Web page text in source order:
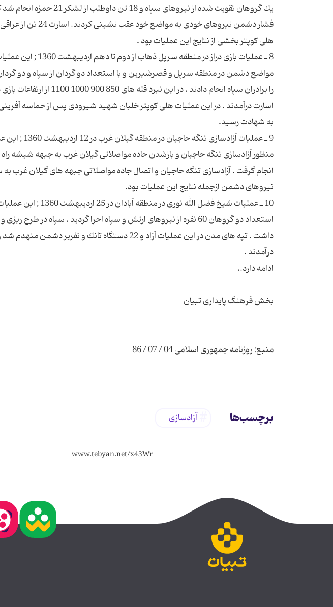
یك گروهان تقویت شده از
8 ـ عملیات بازی دراز در
مواضع دشمن در منطقه سرپل و قصرشیرین و با استعداد دو گردان از سپاه و دو
اسارت درآمدند . در این عملیات هلی كوپتر خلبان شهید شیرودی پس از حماسه
10 ـ عملیات شیخ فضل الله
استعداد دو گروهان 60 نفره از نیروهای ارتش و سپاه اجرا گردید . سپاه
برچسب‌ها آزادسازی